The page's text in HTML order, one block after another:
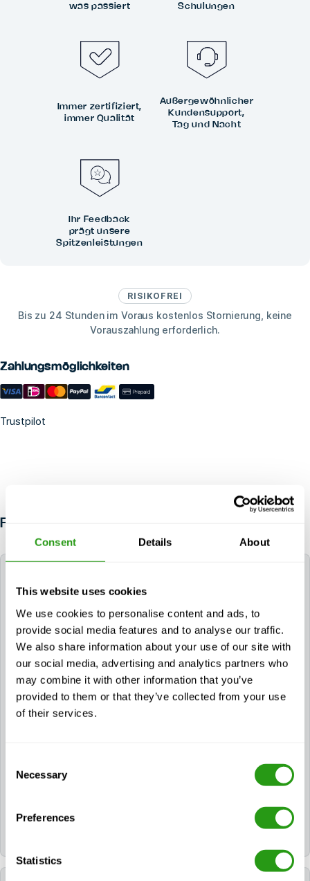
Consent Details About
This website uses cookies
We use cookies to personalise content and ads, to
provide social media features and to analyse our traffic.
We also share information about your use of our site with
our social media, advertising and analytics partners who
may combine it with other information that you’ve
provided to them or that they’ve collected from your use
of their services.
Selection
Necessary
Preferences
Statistics
RISIKOFREI
Bis zu 24 Stunden im Voraus kostenlos Stornierung, keine
Vorauszahlung erforderlich.
Zahlungsmöglichkeiten
Trustpilot
was passiert
Schulungen
Immer zertifiziert,
immer Qualität
Außergewöhnlicher
Kundensupport,
Tag und Nacht
Ihr Feedback
prägt unsere
Spitzenleistungen
FAQ
Auffrischungsschulung teilnehmen?
das ursprüngliche Zertifizierungsdatum
beizubehalten,
Schulungsnachweis bis zu zwei Monate vor Ablauf
der Gültigkeit verlängert werden. Die Teilnahme an
einer Auffrischungsschulung ist auch noch nach
Ablauf der zwei Monate möglich. In diesem Fall muss
das Zertifikat das neue Zertifizierungsdatum tragen.
Schulungsunterlagen abgelaufen ist. Die
2. Nein, Sie müssen das E-Learning vor Beginn der